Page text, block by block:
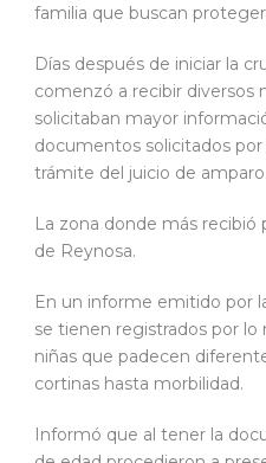
familia que buscan proteger
Días después de iniciar la
comenzó a recibir diversos
solicitaban mayor
documentos solicitados por
trámite del juicio de amparo.
La zona donde más recibió
de Reynosa.
En un informe emitido por
se tienen registrados por
niñas que padecen
cortinas hasta morbilidad.
Informó que al tener la